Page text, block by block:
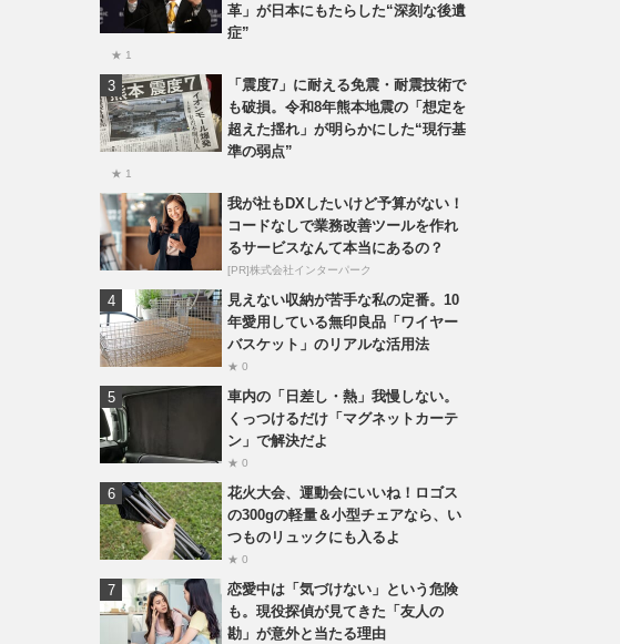
革」が日本にもたらした“深刻な後遺
症”
★ 1
「震度7」に耐える免震・耐震技術で
も破損。令和8年熊本地震の「想定を
超えた揺れ」が明らかにした“現行基
準の弱点”
★ 1
我が社もDXしたいけど予算がない！
コードなしで業務改善ツールを作れ
るサービスなんて本当にあるの？
[PR]株式会社インターパーク
見えない収納が苦手な私の定番。10
年愛用している無印良品「ワイヤー
バスケット」のリアルな活用法
★ 0
車内の「日差し・熱」我慢しない。
くっつけるだけ「マグネットカーテ
ン」で解決だよ
★ 0
花火大会、運動会にいいね！ロゴス
の300gの軽量＆小型チェアなら、い
つものリュックにも入るよ
★ 0
恋愛中は「気づけない」という危険
も。現役探偵が見てきた「友人の
勘」が意外と当たる理由